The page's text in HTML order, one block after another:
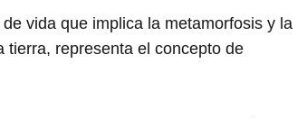
vida que implica la metamorfosis y la
tierra, representa el concepto de